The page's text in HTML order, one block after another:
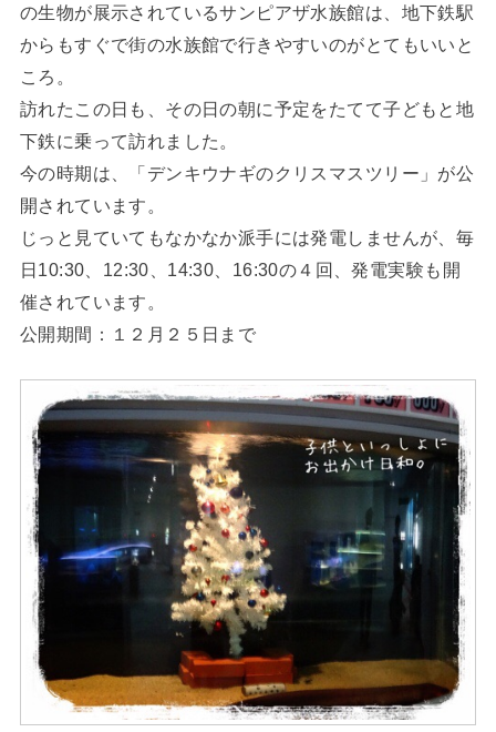
の生物が展示されているサンピアザ水族館は、地下鉄駅
からもすぐで街の水族館で行きやすいのがとてもいいと
ころ。
訪れたこの日も、その日の朝に予定をたてて子どもと地
下鉄に乗って訪れました。
今の時期は、「デンキウナギのクリスマスツリー」が公
開されています。
じっと見ていてもなかなか派手には発電しませんが、毎
日10:30、12:30、14:30、16:30の４回、発電実験も開
催されています。
公開期間：１２月２５日まで